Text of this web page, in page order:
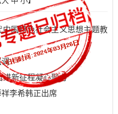
国特色社会主义思想主题教
调
进新征程凝心聚力
李希韩正出席